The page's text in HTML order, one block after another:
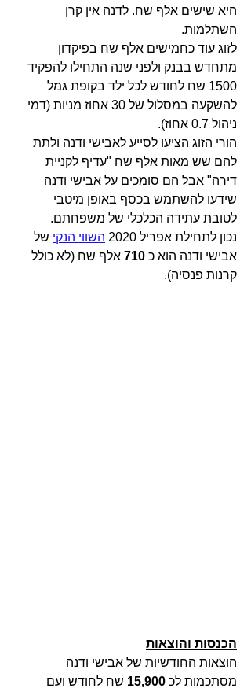
היא שישים אלף שח. לדנה אין קרן
השתלמות.
לזוג עוד כחמישים אלף שח בפיקדון
מתחדש בבנק ולפני שנה התחילו להפקיד
1500 שח לחודש לכל ילד בקופת גמל
להשקעה במסלול של 30
אחוז מניות (דמי
ניהול 0.7
אחוז).
הורי הזוג הציעו לסייע לאבישי ודנה ולתת
להם שש מאות אלף שח "עדיף לקניית
דירה" אבל הם סומכים על אבישי ודנה
שידעו להשתמש בכסף באופן מיטבי
לטובת עתידה הכלכלי של משפחתם.
נכון לתחילת אפריל 2020
השווי הנקי של
אבישי ודנה הוא כ 710 אלף שח (לא כולל
קרנות פנסיה).
הכנסות והוצאות
הוצאות החודשיות של אבישי ודנה
מסתכמות לכ 15,900 שח לחודש ועם